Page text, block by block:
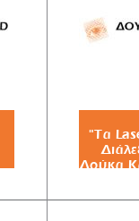
"Τα
Δούκα